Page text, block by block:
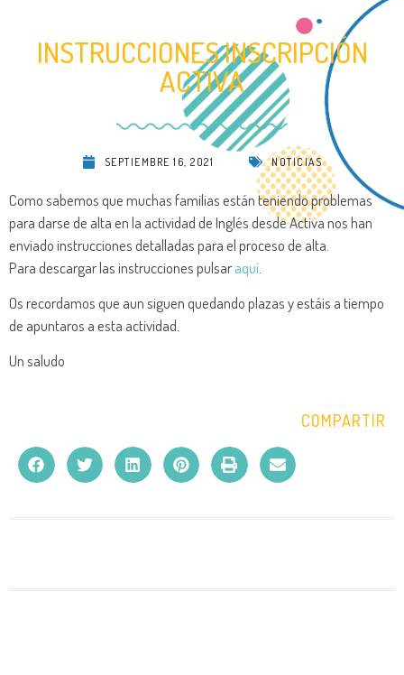
INSTRUCCIONES INSCRIPCIÓN
ACTIVA
SEPTIEMBRE 16, 2021 NOTICIAS
Como sabemos que muchas familias están teniendo problemas
para darse de alta en la actividad de Inglés desde Activa nos han
enviado instrucciones detalladas para el proceso de alta.
Para descargar las instrucciones pulsaraquí
Os recordamos que aun siguen quedando plazas y estáis a tiempo
de apuntaros a esta actividad.
Un saludo
COMPARTIR